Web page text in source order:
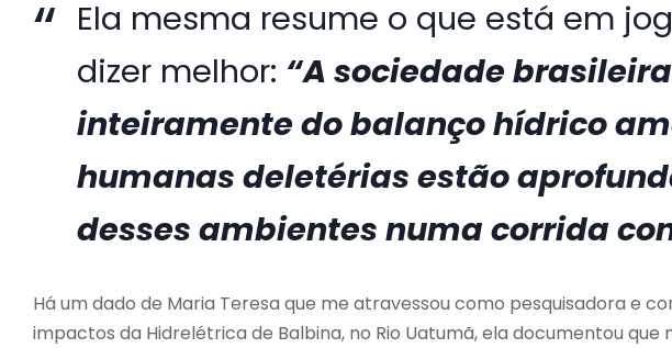
Ela mesma resume o que está em
dizer melhor: “A sociedade
inteiramente do balanço hídrico
humanas deletérias estão
desses ambientes numa corrida
Há um dado de Maria Teresa que me atravessou como pesquisadora e
impactos da Hidrelétrica de Balbina, no Rio Uatumã, ela documentou que